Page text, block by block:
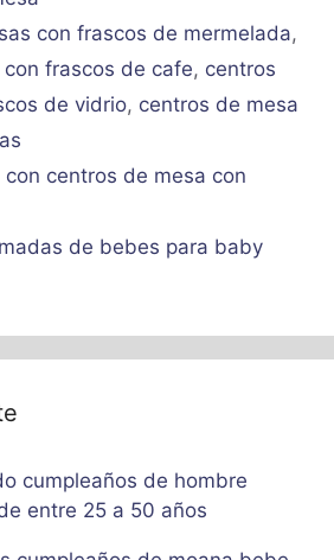
con frascos de mermelada,
frascos de cafe, centros
de vidrio, centros de mesa
con centros de mesa con
de bebes para baby
cumpleaños de hombre
entre 25 a 50 años